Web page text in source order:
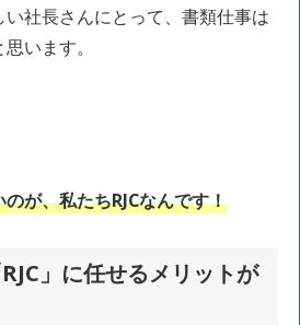
社長さんにとって、書類仕事は
います。
が、私たちRJCなんです！
」に任せるメリットが